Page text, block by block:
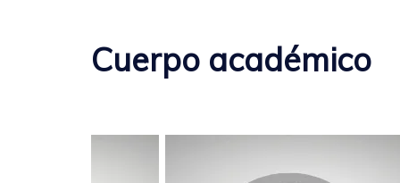
Cuerpo académico